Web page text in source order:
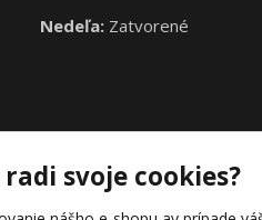
Nedeľa: Zatvorené
radi svoje cookies?